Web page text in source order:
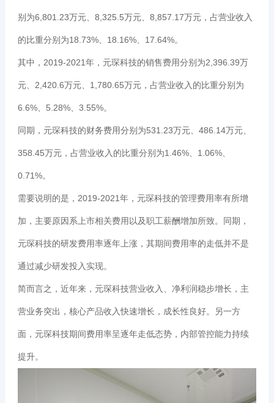
别为6,801.23万元、8,325.5万元、8,857.17万元，占营业收入
的比重分别为18.73%、18.16%、17.64%。
其中，2019-2021年，元琛科技的销售费用分别为2,396.39万
元、2,420.6万元、1,780.65万元，占营业收入的比重分别为
6.6%、5.28%、3.55%。
同期，元琛科技的财务费用分别为531.23万元、486.14万元、
358.45万元，占营业收入的比重分别为1.46%、1.06%、
0.71%。
需要说明的是，2019-2021年，元琛科技的管理费用率有所增
加，主要原因系上市相关费用以及职工薪酬增加所致。同期，
元琛科技的研发费用率逐年上涨，其期间费用率的走低并不是
通过减少研发投入实现。
简而言之，近年来，元琛科技营业收入、净利润稳步增长，主
营业务突出，核心产品收入快速增长，成长性良好。另一方
面，元琛科技期间费用率呈逐年走低态势，内部管控能力持续
提升。